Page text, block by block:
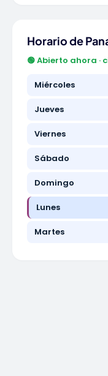
Horario de
🟢 Abierto ahora ·
Miércoles
Jueves
Viernes
Sábado
Domingo
Lunes
Martes